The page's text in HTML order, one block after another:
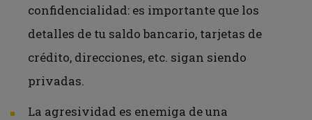
confidencialidad: es importante que los
detalles de tu saldo bancario, tarjetas de
crédito, direcciones, etc. sigan siendo
privadas.
La agresividad es enemiga de una